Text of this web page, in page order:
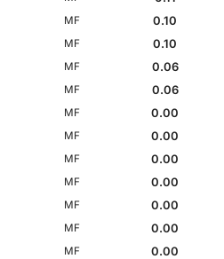
MF
0.10
MF
0.10
MF
0.06
MF
0.06
MF
0.00
MF
0.00
MF
0.00
MF
0.00
MF
0.00
MF
0.00
MF
0.00